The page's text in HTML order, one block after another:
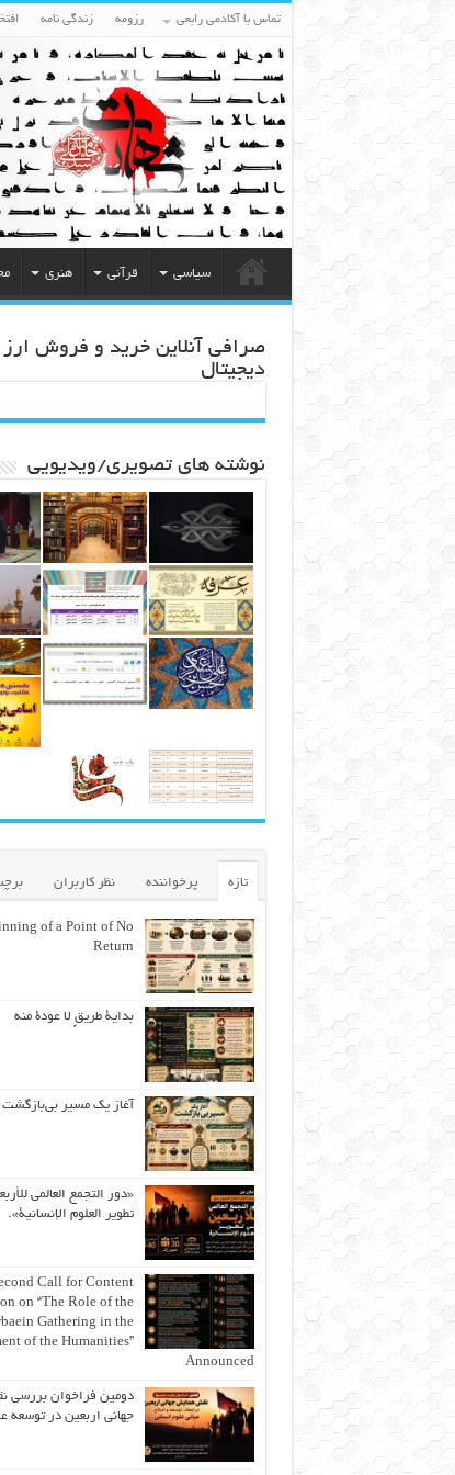
تماس با آکادمی رابعی رزومه زندگی نامه
سیاسی قرآنی هنری
صرافی آنلاین خرید و فروش ارز
دیجیتال
نوشته های تصویری/ویدیویی
تازه پرخواننده نظر کاربران
of a Point of No
Return
بداية طريقٍ لا عودة منه
آغاز یک مسیر بی‌بازگشت
«دور التجمع العالمي
تطوير العلوم الإنسانية».
Call for Content
on “The Role of the
Gathering in the
of the Humanities”
Announced
دومین فراخوان بررسی
جهانی اربعین در توسعه